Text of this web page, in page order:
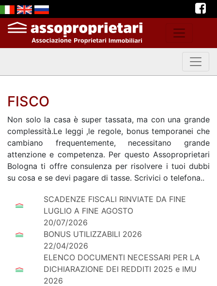
FISCO
Non solo la casa è super tassata, ma con una grande
complessità.Le leggi ,le regole, bonus temporanei che
cambiano frequentemente, necessitano grande
attenzione e competenza. Per questo Assoproprietari
Bologna ti offre consulenza per risolvere i tuoi dubbi
su cosa e se devi pagare di tasse. Scrivici o telefona..
SCADENZE FISCALI RINVIATE DA FINE
LUGLIO A FINE AGOSTO
20/07/2026
BONUS UTILIZZABILI 2026
22/04/2026
ELENCO DOCUMENTI NECESSARI PER LA
DICHIARAZIONE DEI REDDITI 2025 e IMU
2026